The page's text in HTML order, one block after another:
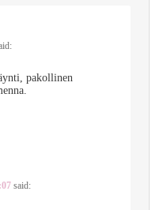
pakollinen
said: